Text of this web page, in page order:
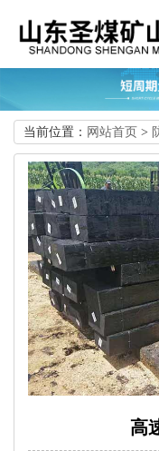
当前位置： 网站首页 >
高